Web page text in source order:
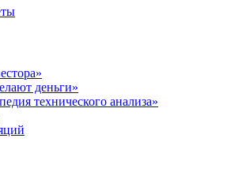
деньги»
технического анализа»